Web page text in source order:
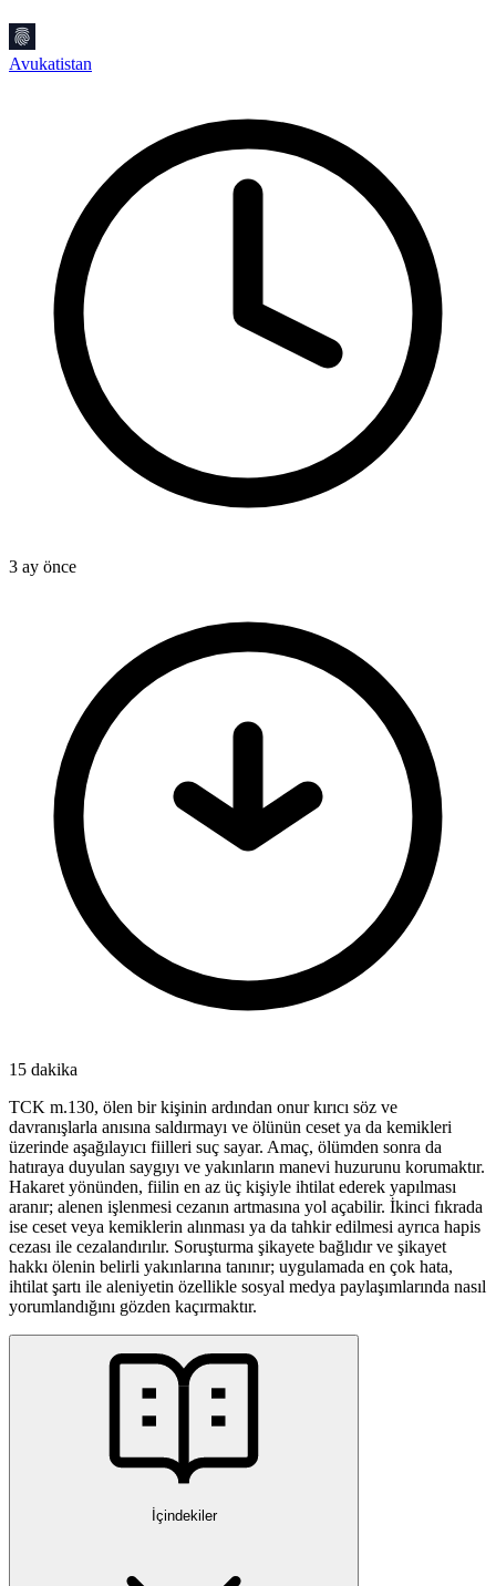
Avukatistan
3 ay önce
15 dakika
TCK m.130, ölen bir kişinin ardından onur kırıcı söz ve
davranışlarla anısına saldırmayı ve ölünün ceset ya da kemikleri
üzerinde aşağılayıcı fiilleri suç sayar. Amaç, ölümden sonra da
hatıraya duyulan saygıyı ve yakınların manevi huzurunu korumaktır.
Hakaret yönünden, fiilin en az üç kişiyle ihtilat ederek yapılması
aranır; alenen işlenmesi cezanın artmasına yol açabilir. İkinci fıkrada
ise ceset veya kemiklerin alınması ya da tahkir edilmesi ayrıca hapis
cezası ile cezalandırılır. Soruşturma şikayete bağlıdır ve şikayet
hakkı ölenin belirli yakınlarına tanınır; uygulamada en çok hata,
ihtilat şartı ile aleniyetin özellikle sosyal medya paylaşımlarında nasıl
yorumlandığını gözden kaçırmaktır.
İçindekiler